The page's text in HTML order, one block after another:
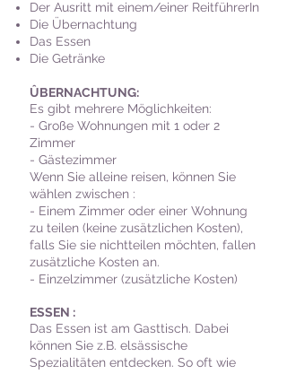
Der Ausritt mit einem/einer ReitführerIn
Die Übernachtung
Das Essen
Die Getränke
ÛBERNACHTUNG:
Es gibt mehrere Möglichkeiten:
- Große Wohnungen mit 1 oder 2
Zimmer
- Gästezimmer
Wenn Sie alleine reisen, können Sie
wählen zwischen :
- Einem Zimmer oder einer Wohnung
zu teilen (keine zusätzlichen Kosten),
falls Sie sie nichtteilen möchten, fallen
zusätzliche Kosten an.
- Einzelzimmer (zusätzliche Kosten)
ESSEN :
Das Essen ist am Gasttisch. Dabei
können Sie z.B. elsässische
Spezialitäten entdecken. So oft wie